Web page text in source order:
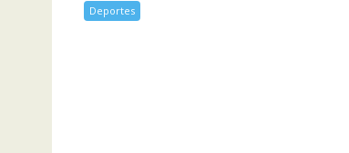
Deportes